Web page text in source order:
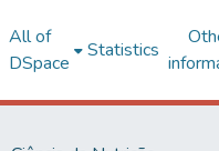
All of
DSpace
Statistics